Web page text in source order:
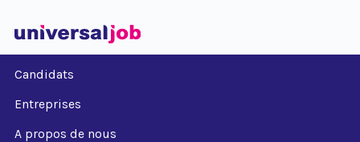
Candidats
Entreprises
A propos de nous